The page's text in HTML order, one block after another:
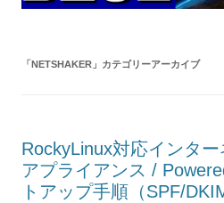
「NETSHAKER 」カテゴリーアーカイブ
RockyLinux対応インター
アプライアンス /
トアップ手順（SPF/